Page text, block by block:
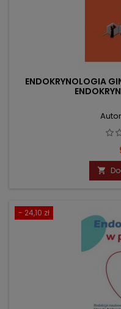
ENDOKRYNOLOGIA

- 24,10 zł